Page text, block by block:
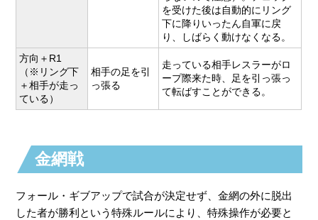
を受けた後は自動的にリング
下に降りいったん自軍に戻
り、しばらく動けなくなる。
方向＋R1
（※リング下
＋相手が走っ
ている）
相手の足を引
っ張る
走っている相手レスラーがロ
ープ際来た時、足を引っ張っ
て転ばすことができる。
金網戦
フォール・ギブアップで試合が決定せず、金網の外に脱出
した者が勝利という特殊ルールにより、特殊操作が必要と